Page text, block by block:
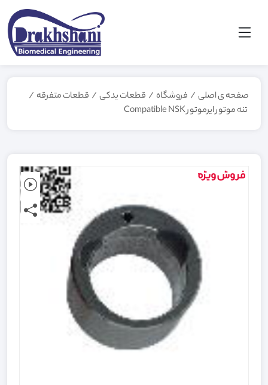
صفحه ی اصلی / فروشگاه / قطعات یدکی / قطعات متفرقه /
تنه موتور ایرموتور Compatible NSK